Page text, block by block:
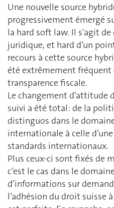
Une nouvelle source
progressivement émergé
la hard soft law. Il s'agit
juridique, et hard d’un
recours à cette source
été extrêmement fréquent
transparence fiscale.
Le changement d’attitude
suivi a été total: de la
distinguos dans le
internationale à celle
standards internationaux.
Plus ceux-ci sont fixés de
c’est le cas dans le
d’informations sur
l’adhésion du droit suisse